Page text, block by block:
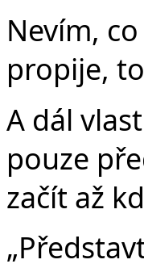
Nevím,
propije,
A dál
pouze
začít až